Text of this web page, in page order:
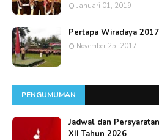
Januari 01, 2019
Pertapa Wiradaya
November 25, 2017
PENGUMUMAN
Jadwal dan
XII Tahun 2026